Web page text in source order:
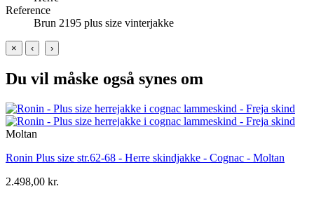
Reference
Brun 2195 plus size vinterjakke
× ‹ ›
Du vil måske også synes om
Moltan
Ronin Plus size str.62-68 - Herre skindjakke - Cognac - Moltan
2.498,00 kr.